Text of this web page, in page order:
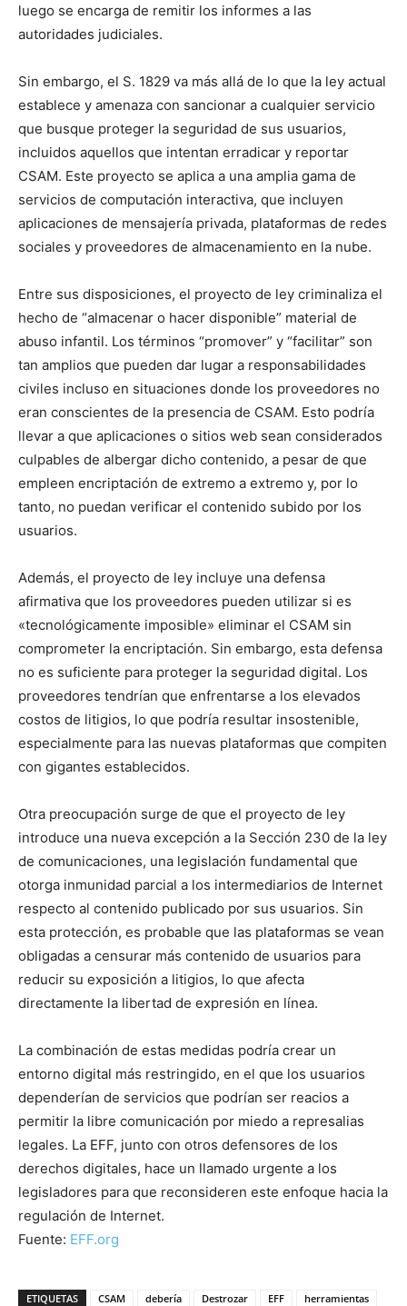
luego se encarga de remitir los informes a las
autoridades judiciales.
Sin embargo, el S. 1829 va más allá de lo que la ley actual
establece y amenaza con sancionar a cualquier servicio
que busque proteger la seguridad de sus usuarios,
incluidos aquellos que intentan erradicar y reportar
CSAM. Este proyecto se aplica a una amplia gama de
servicios de computación interactiva, que incluyen
aplicaciones de mensajería privada, plataformas de redes
sociales y proveedores de almacenamiento en la nube.
Entre sus disposiciones, el proyecto de ley criminaliza el
hecho de “almacenar o hacer disponible” material de
abuso infantil. Los términos “promover” y “facilitar” son
tan amplios que pueden dar lugar a responsabilidades
civiles incluso en situaciones donde los proveedores no
eran conscientes de la presencia de CSAM. Esto podría
llevar a que aplicaciones o sitios web sean considerados
culpables de albergar dicho contenido, a pesar de que
empleen encriptación de extremo a extremo y, por lo
tanto, no puedan verificar el contenido subido por los
usuarios.
Además, el proyecto de ley incluye una defensa
afirmativa que los proveedores pueden utilizar si es
«tecnológicamente imposible» eliminar el CSAM sin
comprometer la encriptación. Sin embargo, esta defensa
no es suficiente para proteger la seguridad digital. Los
proveedores tendrían que enfrentarse a los elevados
costos de litigios, lo que podría resultar insostenible,
especialmente para las nuevas plataformas que compiten
con gigantes establecidos.
Otra preocupación surge de que el proyecto de ley
introduce una nueva excepción a la Sección 230 de la ley
de comunicaciones, una legislación fundamental que
otorga inmunidad parcial a los intermediarios de Internet
respecto al contenido publicado por sus usuarios. Sin
esta protección, es probable que las plataformas se vean
obligadas a censurar más contenido de usuarios para
reducir su exposición a litigios, lo que afecta
directamente la libertad de expresión en línea.
La combinación de estas medidas podría crear un
entorno digital más restringido, en el que los usuarios
dependerían de servicios que podrían ser reacios a
permitir la libre comunicación por miedo a represalias
legales. La EFF, junto con otros defensores de los
derechos digitales, hace un llamado urgente a los
legisladores para que reconsideren este enfoque hacia la
regulación de Internet.
Fuente: EFF.org
ETIQUETAS CSAM debería Destrozar EFF
herramientas